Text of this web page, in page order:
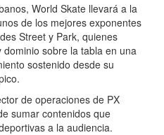
World Skate llevará a la
de los mejores exponentes
Street y Park, quienes
sobre la tabla en una
sostenido desde su
de operaciones de PX
sumar contenidos que
a la audiencia.